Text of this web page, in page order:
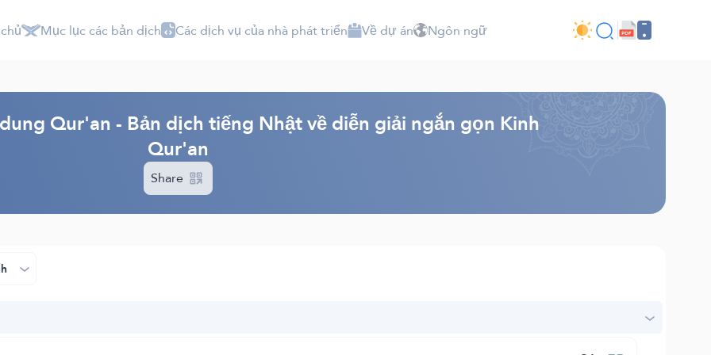
Mục lục các bản dịch Các dịch vụ của nhà phát triển Về dự án Ngôn ngữ
Qur'an - Bản dịch tiếng Nhật về diễn giải ngắn gọn Kinh
Qur'an
Share